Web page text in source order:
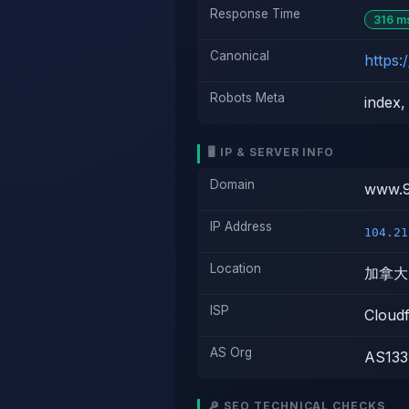
Response Time 316
Canonical
Robots Meta
🖥️ IP & SERVER INFO
Domain
IP Address
Location 加拿
ISP
AS Org
🔎 SEO TECHNICAL CHECKS